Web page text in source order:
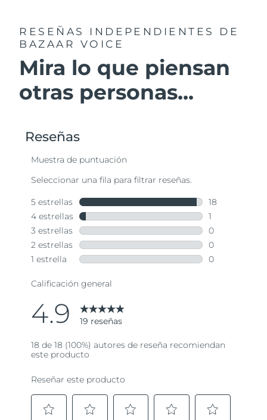
RESEÑAS INDEPENDIENTES
DE
BAZAAR VOICE
Mira lo que piensan
otras personas...